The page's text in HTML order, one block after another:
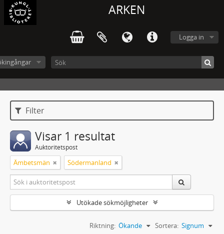
ARKEN
Logga in
Filter
Visar 1 resultat
Auktoritetspost
Ämbetsmän Södermanland
Utökade sökmöjligheter
Sortera: Signum
Riktning: Ökande